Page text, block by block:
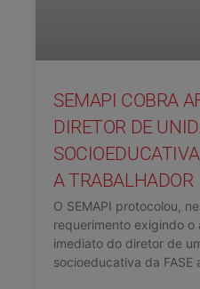
SEMAPI COBRA
DIRETOR DE
A TRABALHADOR
O SEMAPI protocolou,
requerimento exigindo
imediato do diretor de
socioeducativa da FASE